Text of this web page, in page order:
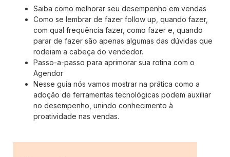
Saiba como melhorar seu desempenho em vendas
Como se lembrar de fazer follow up, quando fazer,
com qual frequência fazer, como fazer e, quando
parar de fazer são apenas algumas das dúvidas que
rodeiam a cabeça do vendedor.
Passo-a-passo para aprimorar sua rotina com o
Agendor
Nesse guia nós vamos mostrar na prática como a
adoção de ferramentas tecnológicas podem auxiliar
no desempenho, unindo conhecimento à
proatividade nas vendas.